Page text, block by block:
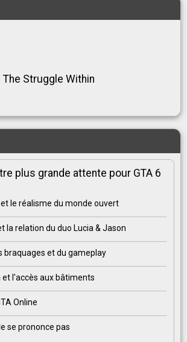
The Struggle Within
plus grande attente pour GTA 6
le réalisme du monde ouvert
la relation du duo Lucia & Jason
braquages et du gameplay
et l'accès aux bâtiments
Online
se prononce pas